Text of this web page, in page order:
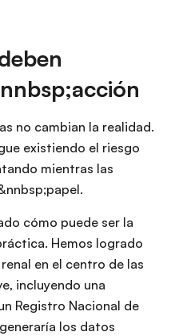
no cambian la realidad.
existiendo el riesgo
mientras las
cómo puede ser la
Hemos logrado
en el centro de las
incluyendo una
Registro Nacional de
los datos